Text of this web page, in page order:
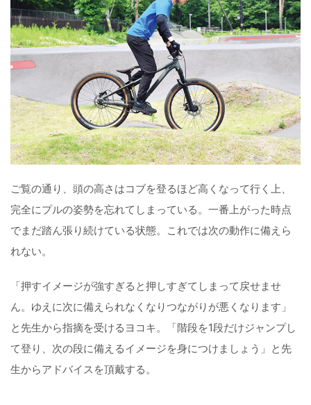
ご覧の通り、頭の高さはコブを登るほど高くなって行く上、
完全にプルの姿勢を忘れてしまっている。一番上がった時点
でまだ踏ん張り続けている状態。これでは次の動作に備えら
れない。
「押すイメージが強すぎると押しすぎてしまって戻せませ
ん。ゆえに次に備えられなくなりつながりが悪くなります」
と先生から指摘を受けるヨコキ。「階段を1段だけジャンプし
て登り、次の段に備えるイメージを身につけましょう」と先
生からアドバイスを頂戴する。